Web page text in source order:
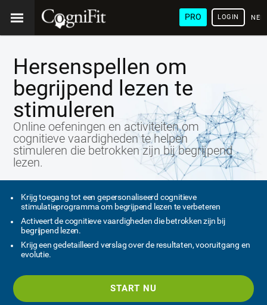
PRO LOGIN
Hersenspellen om
begrijpend lezen te
stimuleren
Online oefeningen en activiteiten om
cognitieve vaardigheden te helpen
stimuleren die betrokken zijn bij begrijpend
lezen.
Krijg toegang tot een gepersonaliseerd cognitieve
stimulatieprogramma om begrijpend lezen te verbeteren
Activeert de cognitieve vaardigheden die betrokken zijn bij
begrijpend lezen.
Krijg een gedetailleerd verslag over de resultaten, vooruitgang en
evolutie.
START NU